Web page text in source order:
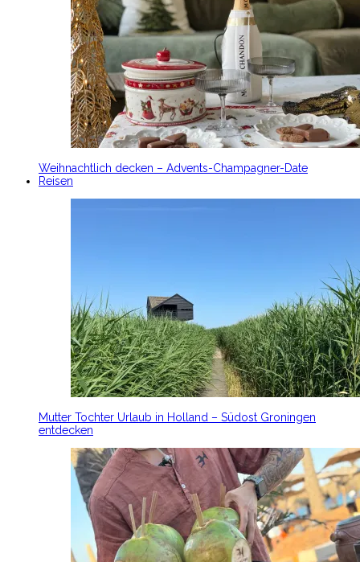
Weihnachtlich decken – Advents-Champagner-Date
Reisen
Mutter Tochter Urlaub in Holland – Südost Groningen
entdecken